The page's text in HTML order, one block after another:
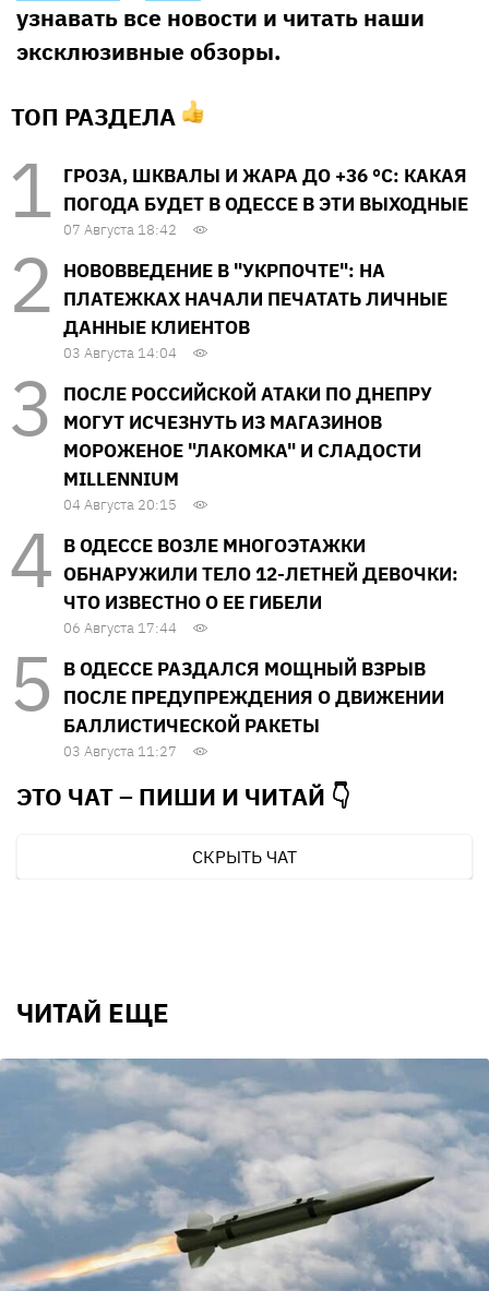
узнавать все новости и читать наши
эксклюзивные обзоры.
ТОП РАЗДЕЛА
ГРОЗА, ШКВАЛЫ И ЖАРА ДО +36 °С: КАКАЯ
ПОГОДА БУДЕТ В ОДЕССЕ В ЭТИ ВЫХОДНЫЕ
07 Августа 18:42
НОВОВВЕДЕНИЕ В "УКРПОЧТЕ": НА
ПЛАТЕЖКАХ НАЧАЛИ ПЕЧАТАТЬ ЛИЧНЫЕ
ДАННЫЕ КЛИЕНТОВ
03 Августа 14:04
ПОСЛЕ РОССИЙСКОЙ АТАКИ ПО ДНЕПРУ
МОГУТ ИСЧЕЗНУТЬ ИЗ МАГАЗИНОВ
МОРОЖЕНОЕ "ЛАКОМКА" И СЛАДОСТИ
MILLENNIUM
04 Августа 20:15
В ОДЕССЕ ВОЗЛЕ МНОГОЭТАЖКИ
ОБНАРУЖИЛИ ТЕЛО 12-ЛЕТНЕЙ ДЕВОЧКИ:
ЧТО ИЗВЕСТНО О ЕЕ ГИБЕЛИ
06 Августа 17:44
В ОДЕССЕ РАЗДАЛСЯ МОЩНЫЙ ВЗРЫВ
ПОСЛЕ ПРЕДУПРЕЖДЕНИЯ О ДВИЖЕНИИ
БАЛЛИСТИЧЕСКОЙ РАКЕТЫ
03 Августа 11:27
ЭТО ЧАТ – ПИШИ И ЧИТАЙ 👇
СКРЫТЬ ЧАТ
ЧИТАЙ ЕЩЕ